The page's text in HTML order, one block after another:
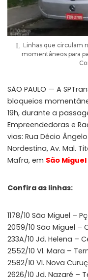
Linhas que circulam
momentâneos para
SÃO PAULO — A
bloqueios
19h, durante a
Empreendedoras e
vias: Rua Décio
Nordestina, Av. Mal.
Mafra, em São
Confira as linhas:
1178/10 São Miguel –
2059/10 São Miguel –
233A/10 Jd. Helena –
2552/10 Vl. Mara –
2582/10 Vl. Nova
2626/10 Jd. Nazaré –